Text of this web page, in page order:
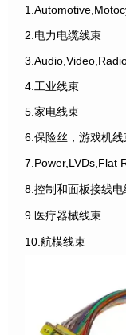
2.电力电缆线束
4.工业线束
5.家电线束
6.保险丝，游戏机线
7.Power,LVDs,Flat
8.控制和面板接线
9.医疗器械线束
10.航模线束